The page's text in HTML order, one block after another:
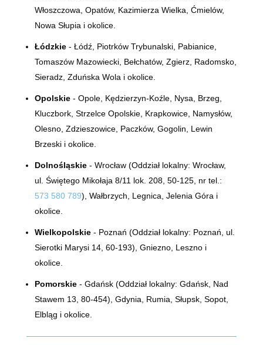
Włoszczowa, Opatów, Kazimierza Wielka, Ćmielów,
Nowa Słupia i okolice.
Łódzkie- Łódź, Piotrków Trybunalski, Pabianice,
Tomaszów Mazowiecki, Bełchatów, Zgierz, Radomsko,
Sieradz, Zduńska Wola i okolice.
Opolskie- Opole, Kędzierzyn-Koźle, Nysa, Brzeg,
Kluczbork, Strzelce Opolskie, Krapkowice, Namysłów,
Olesno, Zdzieszowice, Paczków, Gogolin, Lewin
Brzeski i okolice.
Dolnośląskie- Wrocław (Oddział lokalny: Wrocław,
ul. Świętego Mikołaja 8/11 lok. 208, 50-125, nr tel.:
573 580 789), Wałbrzych, Legnica, Jelenia Góra i
okolice.
Wielkopolskie- Poznań (Oddział lokalny: Poznań, ul.
Sierotki Marysi 14, 60-193) , Gniezno, Leszno i
okolice.
Pomorskie- Gdańsk (Oddział lokalny: Gdańsk, Nad
Stawem 13, 80-454), Gdynia, Rumia, Słupsk, Sopot,
Elbląg i okolice.